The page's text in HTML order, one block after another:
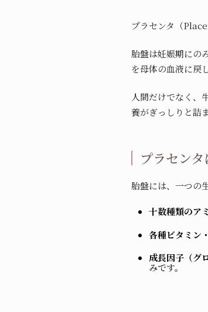
プラセンタ（
胎盤は妊娠期にの
を母体の血液に戻
人間だけでなく、
養がぎっしりと詰
プラセン
胎盤には、一つの
十数種類のア
各種ビタミン
成長因子（グ
みです。